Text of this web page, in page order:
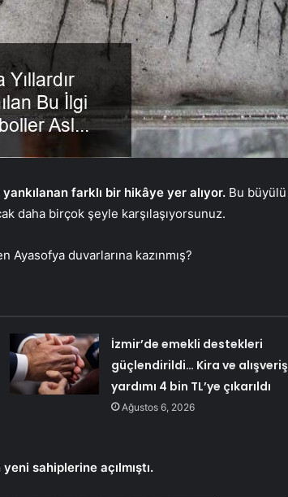
farklı bir hikâye yer alıyor. Bu büyülü
daha birçok şeyle karşılaşıyorsunuz.
Ayasofya duvarlarına kazınmış?
İzmir’de emekli destekleri
güçlendirildi… Kira ve alışveriş
yardımı 4 bin TL’ye çıkarıldı
Ağustos 6, 2026
sahiplerine açılmıştı.